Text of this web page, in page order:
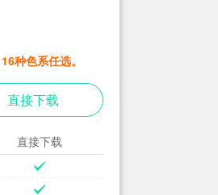
种色系任选。
直接下载
直接下载